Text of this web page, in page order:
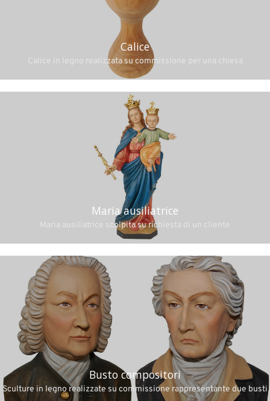
Calice
Calice in legno realizzata su commissione per una chiesa
Maria ausiliatrice
Maria ausiliatrice scolpita su richiesta di un cliente
Busto compositori
Sculture in legno realizzate su commissione rappresentante due busti